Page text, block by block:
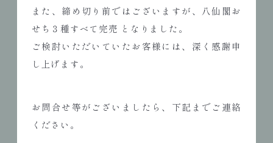
また、締め切り前ではございますが、八仙閣お
せち３種すべて完売 となりました。
ご検討いただいていたお客様には、深く感謝申
し上げます。
お問合せ等がございましたら、下記までご連絡
ください。